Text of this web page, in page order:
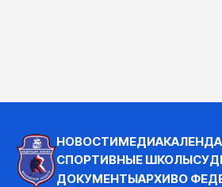
НОВОСТИМЕДИА
СПОРТИВНЫЕ ШКОЛЫ
ДОКУМЕНТЫАРХИВО